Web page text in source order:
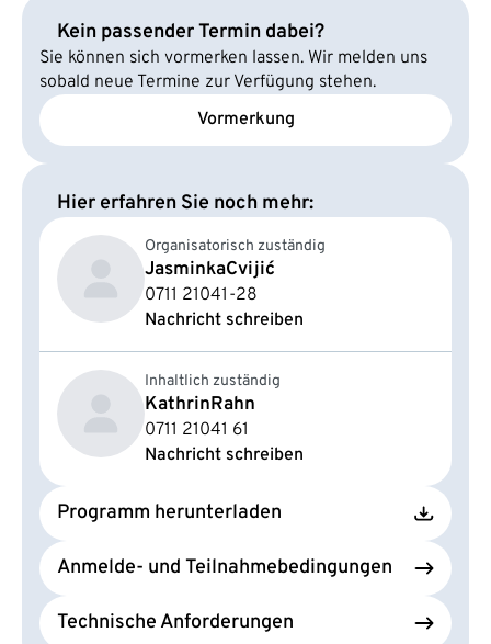
Kein passender Termin dabei?
Sie können sich vormerken lassen. Wir melden uns
sobald neue Termine zur Verfügung stehen.
Vormerkung
Hier erfahren Sie noch mehr:
Organisatorisch zuständig
JasminkaCvijić
0711 21041-28
Nachricht schreiben
Inhaltlich zuständig
KathrinRahn
0711 21041 61
Nachricht schreiben
Programm herunterladen
Anmelde- und Teilnahmebedingungen
Technische Anforderungen